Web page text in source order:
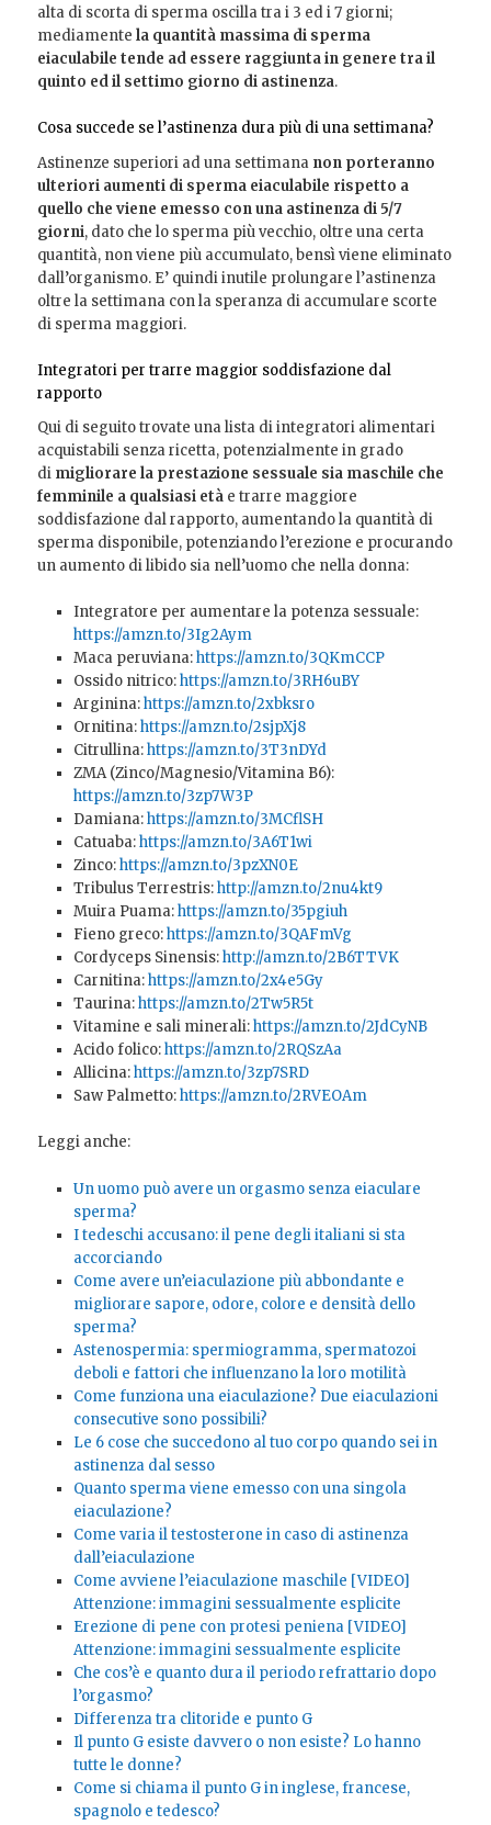
alta di scorta di sperma oscilla tra i 3 ed i 7 giorni;
mediamente la quantità massima di sperma
eiaculabile tende ad essere raggiunta in genere tra il
quinto ed il settimo giorno di astinenza.
Cosa succede se l’astinenza dura più di una settimana?
Astinenze superiori ad una settimana non porteranno
ulteriori aumenti di sperma eiaculabile rispetto a
quello che viene emesso con una astinenza di 5/7
giorni, dato che lo sperma più vecchio, oltre una certa
quantità, non viene più accumulato, bensì viene eliminato
dall’organismo. E’ quindi inutile prolungare l’astinenza
oltre la settimana con la speranza di accumulare scorte
di sperma maggiori.
Integratori per trarre maggior soddisfazione dal
rapporto
Qui di seguito trovate una lista di integratori alimentari
acquistabili senza ricetta, potenzialmente in grado
di migliorare la prestazione sessuale sia maschile che
femminile a qualsiasi età e trarre maggiore
soddisfazione dal rapporto, aumentando la quantità di
sperma disponibile, potenziando l’erezione e procurando
un aumento di libido sia nell’uomo che nella donna:
Integratore per aumentare la potenza sessuale:
https://amzn.to/3Ig2Aym
Maca peruviana:https://amzn.to/3QKmCCP
Ossido nitrico:https://amzn.to/3RH6uBY
Arginina:https://amzn.to/2xbksro
Ornitina:https://amzn.to/2sjpXj8
Citrullina:https://amzn.to/3T3nDYd
ZMA (Zinco/Magnesio/Vitamina B6):
https://amzn.to/3zp7W3P
Damiana:https://amzn.to/3MCflSH
Catuaba:https://amzn.to/3A6T1wi
Zinco:https://amzn.to/3pzXN0E
Tribulus Terrestris:http://amzn.to/2nu4kt9
Muira Puama:https://amzn.to/35pgiuh
Fieno greco:https://amzn.to/3QAFmVg
Cordyceps Sinensis:http://amzn.to/2B6TTVK
Carnitina:https://amzn.to/2x4e5Gy
Taurina:https://amzn.to/2Tw5R5t
Vitamine e sali minerali:https://amzn.to/2JdCyNB
Acido folico:https://amzn.to/2RQSzAa
Allicina:https://amzn.to/3zp7SRD
Saw Palmetto:https://amzn.to/2RVEOAm
Leggi anche:
Un uomo può avere un orgasmo senza eiaculare
sperma?
I tedeschi accusano: il pene degli italiani si sta
accorciando
Come avere un’eiaculazione più abbondante e
migliorare sapore, odore, colore e densità dello
sperma?
Astenospermia: spermiogramma, spermatozoi
deboli e fattori che influenzano la loro motilità
Come funziona una eiaculazione? Due eiaculazioni
consecutive sono possibili?
Le 6 cose che succedono al tuo corpo quando sei in
astinenza dal sesso
Quanto sperma viene emesso con una singola
eiaculazione?
Come varia il testosterone in caso di astinenza
dall’eiaculazione
Come avviene l’eiaculazione maschile [VIDEO]
Attenzione: immagini sessualmente esplicite
Erezione di pene con protesi peniena [VIDEO]
Attenzione: immagini sessualmente esplicite
Che cos’è e quanto dura il periodo refrattario dopo
l’orgasmo?
Differenza tra clitoride e punto G
Il punto G esiste davvero o non esiste? Lo hanno
tutte le donne?
Come si chiama il punto G in inglese, francese,
spagnolo e tedesco?